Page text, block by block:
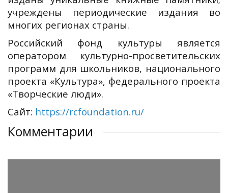
учреждены периодические издания во
многих регионах страны.
Российский фонд культуры является
оператором культурно-просветительских
программ для школьников, национального
проекта «Культура», федерального проекта
«Творческие люди».
Сайт: https://rcfoundation.ru/
Комментарии